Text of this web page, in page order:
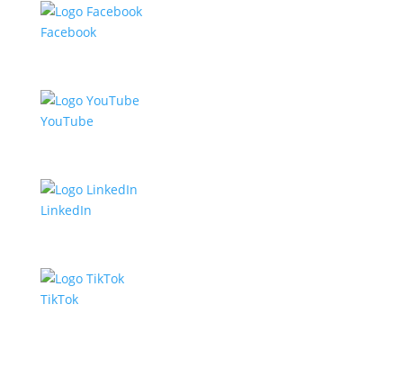
Facebook
YouTube
LinkedIn
TikTok